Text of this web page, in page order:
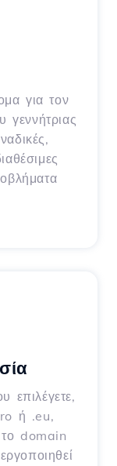
για τον
γεννήτριας
επιλέγετε,
ή .eu,
το domain